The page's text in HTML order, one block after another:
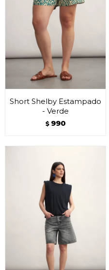
Short Shelby Estampado
- Verde
$ 990